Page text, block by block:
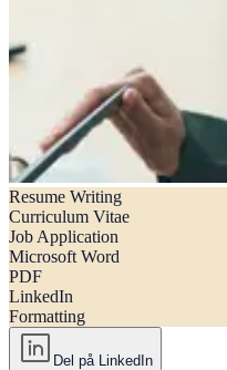
Gratis CV-skabelon
Resume Writing
Curriculum Vitae
Job Application
Microsoft Word
PDF
LinkedIn
Formatting
Del på LinkedIn